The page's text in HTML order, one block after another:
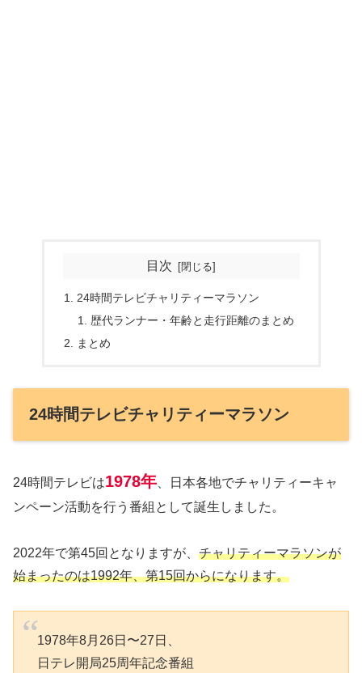
目次
24時間テレビチャリティーマラソン
歴代ランナー・年齢と走行距離のまとめ
まとめ
24時間テレビチャリティーマラソン
24時間テレビは1978年 、日本各地でチャリティーキャ
ンペーン活動を行う番組として誕生しました。
2022年で第45回となりますが、 チャリティーマラソンが
始まったのは1992年、第15回からになります。
1978年8月26日〜27日、
日テレ開局25周年記念番組